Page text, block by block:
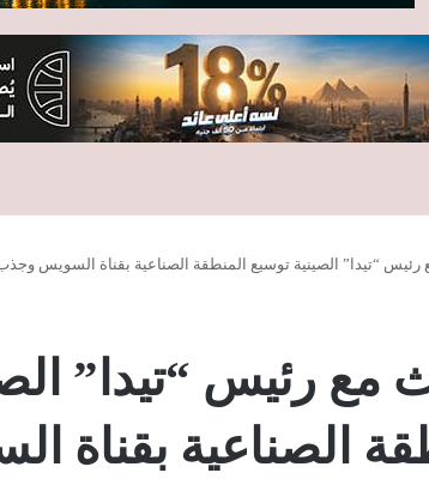
“تيدا” الصينية توسيع المنطقة الصناعية بقناة السويس
مع رئيس “تيدا”
الصناعية بقناة